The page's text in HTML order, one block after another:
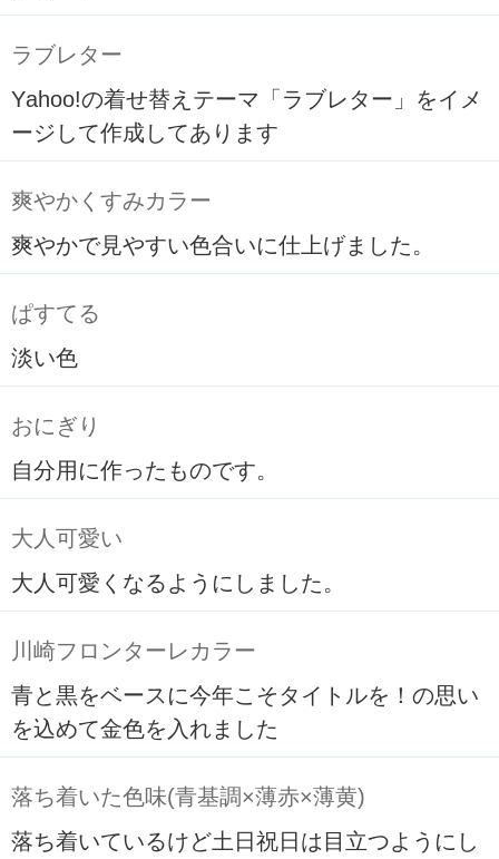
ラブレター
Yahoo!の着せ替えテーマ「ラブレター」をイメ
ージして作成してあります
爽やかくすみカラー
爽やかで見やすい色合いに仕上げました。
ぱすてる
淡い色
おにぎり
自分用に作ったものです。
大人可愛い
大人可愛くなるようにしました。
川崎フロンターレカラー
青と黒をベースに今年こそタイトルを！の思い
を込めて金色を入れました
落ち着いた色味(青基調×薄赤×薄黄)
落ち着いているけど土日祝日は目立つようにし